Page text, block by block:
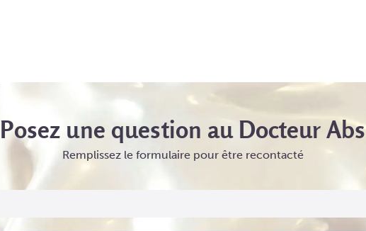
Posez une question au Docteur Abs
Remplissez le formulaire pour être recontacté